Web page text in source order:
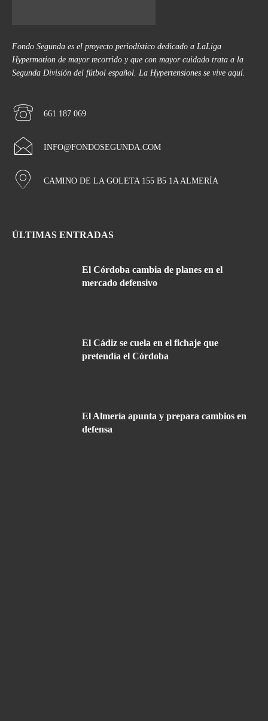
Fondo Segunda es el proyecto periodístico dedicado a LaLiga
Hypermotion de mayor recorrido y que con mayor cuidado trata a la
Segunda División del fútbol español. La Hypertensiones se vive aquí.
661 187 069
INFO@FONDOSEGUNDA.COM
CAMINO DE LA GOLETA 155 B5 1A ALMERÍA
ÚLTIMAS ENTRADAS
El Córdoba cambia de planes en el
mercado defensivo
El Cádiz se cuela en el fichaje que
pretendía el Córdoba
El Almería apunta y prepara cambios en
defensa